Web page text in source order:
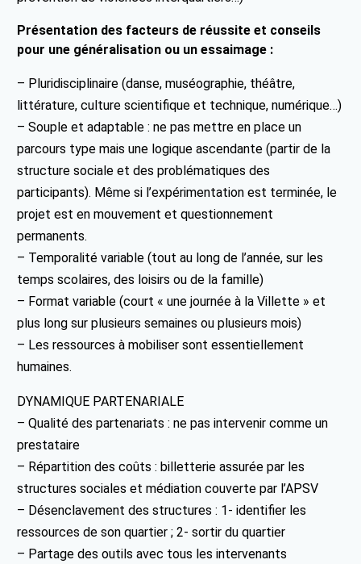
Présentation des facteurs de réussite et conseils
pour une généralisation ou un essaimage :
– Pluridisciplinaire (danse, muséographie, théâtre,
littérature, culture scientifique et technique, numérique…)
– Souple et adaptable : ne pas mettre en place un
parcours type mais une logique ascendante (partir de la
structure sociale et des problématiques des
participants). Même si l’expérimentation est terminée, le
projet est en mouvement et questionnement
permanents.
– Temporalité variable (tout au long de l’année, sur les
temps scolaires, des loisirs ou de la famille)
– Format variable (court « une journée à la Villette » et
plus long sur plusieurs semaines ou plusieurs mois)
– Les ressources à mobiliser sont essentiellement
humaines.
DYNAMIQUE PARTENARIALE
– Qualité des partenariats : ne pas intervenir comme un
prestataire
– Répartition des coûts : billetterie assurée par les
structures sociales et médiation couverte par l’APSV
– Désenclavement des structures : 1- identifier les
ressources de son quartier ; 2- sortir du quartier
– Partage des outils avec tous les intervenants